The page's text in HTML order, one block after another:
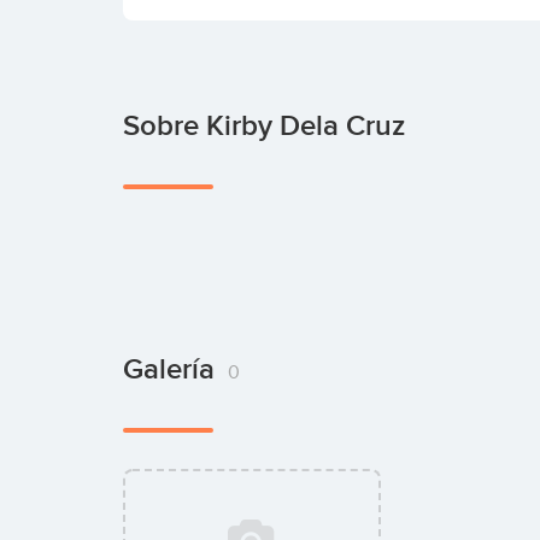
Sobre Kirby Dela Cruz
Galería 0